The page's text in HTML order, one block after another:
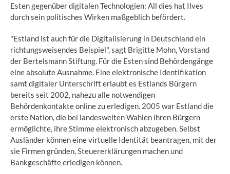
Esten gegenüber digitalen Technologien: All dies hat Ilves
durch sein politisches Wirken maßgeblich befördert.
"Estland ist auch für die Digitalisierung in Deutschland ein
richtungsweisendes Beispiel", sagt Brigitte Mohn, Vorstand
der Bertelsmann Stiftung. Für die Esten sind Behördengänge
eine absolute Ausnahme. Eine elektronische Identifikation
samt digitaler Unterschrift erlaubt es Estlands Bürgern
bereits seit 2002, nahezu alle notwendigen
Behördenkontakte online zu erledigen. 2005 war Estland die
erste Nation, die bei landesweiten Wahlen ihren Bürgern
ermöglichte, ihre Stimme elektronisch abzugeben. Selbst
Ausländer können eine virtuelle Identität beantragen, mit der
sie Firmen gründen, Steuererklärungen machen und
Bankgeschäfte erledigen können.